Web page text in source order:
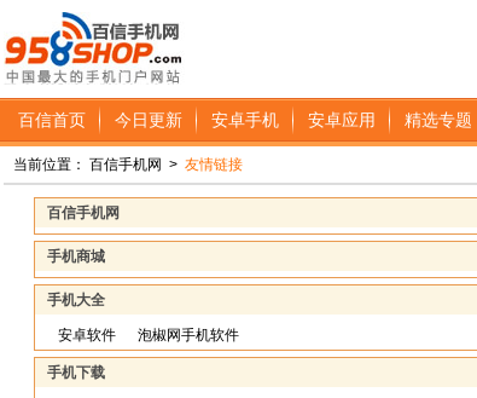
百信首页 今日更新 安卓手机 安卓应用 精选专题
当前位置： 百信手机网 > 友情链接
百信手机网
手机商城
手机大全
安卓软件 泡椒网手机软件
手机下载